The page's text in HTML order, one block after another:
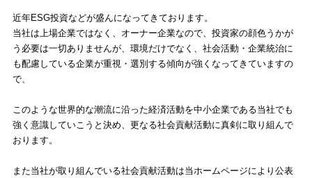
近年ESG投資などが盛んになってきております。
当社は上場企業ではなく、オーナー企業なので、投資家の顔色うかが
う必要は一切ありませんが、環境だけでなく、社会活動・企業統治に
も配慮している企業が重視・選別する傾向が強くなってきていますの
で、
このような世界的な潮流に沿った経済活動を中小企業である当社でも
強く意識していこうと決め、更なる社会貢献活動に真剣に取り組んで
おります。
また当社が取り組んでいる社会貢献活動は当ホームページにより公表